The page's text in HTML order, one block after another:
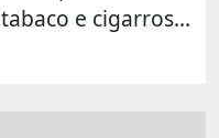
tabaco e cigarros...